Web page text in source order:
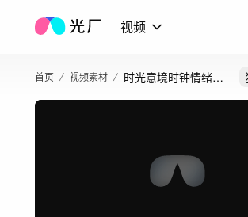
视频
首页 视频素材
时光意境时钟情绪快
切时间流逝飞逝倒流